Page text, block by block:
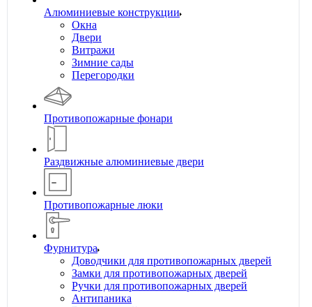
Алюминиевые конструкции
Окна
Двери
Витражи
Зимние сады
Перегородки
Противопожарные фонари
Раздвижные алюминиевые двери
Противопожарные люки
Фурнитура
Доводчики для противопожарных дверей
Замки для противопожарных дверей
Ручки для противопожарных дверей
Антипаника